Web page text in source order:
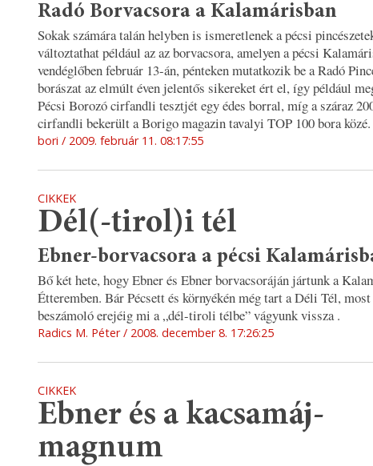
Radó Borvacsora a Kalamárisban
Sokak számára talán helyben is ismeretlenek a pécsi
változtathat például az az borvacsora, amelyen a pécsi
vendéglőben február 13-án, pénteken mutatkozik be a Radó
borászat az elmúlt éven jelentős sikereket ért el, így például
Pécsi Borozó cirfandli tesztjét egy édes borral, míg a száraz
cirfandli bekerült a Borigo magazin tavalyi TOP 100 bora közé.
bori 2009. február 11. 08:17:55
CIKKEK
Dél(-tirol)i tél
Ebner-borvacsora a pécsi
Bő két hete, hogy Ebner és Ebner borvacsoráján jártunk a
Étteremben. Bár Pécsett és környékén még tart a Déli Tél,
beszámoló erejéig mi a „dél-tiroli télbe” vágyunk vissza .
Radics M. Péter 2008. december 8. 17:26:25
CIKKEK
Ebner és a kacsamáj-
magnum